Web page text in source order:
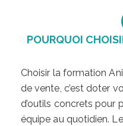
POURQUOI
Choisir la formation
de vente, c’est doter
d’outils concrets pour
équipe au quotidien.